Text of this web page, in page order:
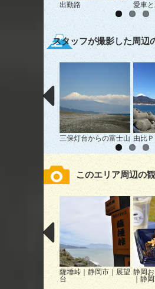
出勤路 愛車
スタッフが撮影した周辺
三保灯台からの富士山 由比
このエリア周辺の
薩埵峠｜静岡市｜展望
台
静岡
｜静